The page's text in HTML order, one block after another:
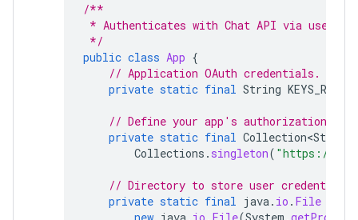
/**
* Authenticates with Chat API via user
*/
public class App {
// Application OAuth credentials.
private static final String
// Define your app's authorization
private static final Collection<String>
Collections . singleton( "https://
// Directory to store user credentials.
private static final java . io . File
new java . io . File(System .